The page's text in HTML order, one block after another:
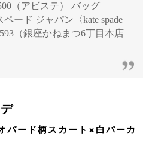
（アビステ） バッグ
ペード ジャパン〈kate spade
（銀座かねまつ6丁目本店
パード柄スカート×白パーカ